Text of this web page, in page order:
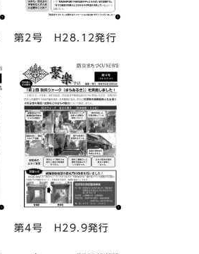
第2号 H28.12発行
第4号 H29.9発行